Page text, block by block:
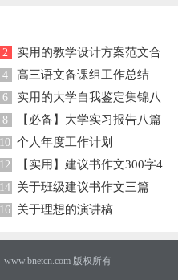
2
实用的教学设计方案范文合
集7篇
4 高三语文备课组工作总结
6
实用的大学自我鉴定集锦八
篇
8 【必备】大学实习报告八篇
10 个人年度工作计划
12
【实用】建议书作文300字4
篇
14 关于班级建议书作文三篇
16 关于理想的演讲稿
www.bnetcn.com 版权所有